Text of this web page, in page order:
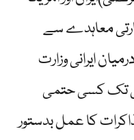
معاہدے سے
ایرانی وزارت
تک کسی حتمی
کا عمل بدستور